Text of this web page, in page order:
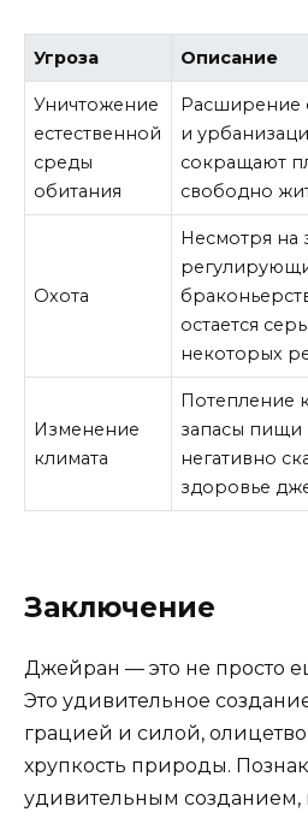
Угроза Описание
Уничтожение
естественной
среды
обитания
Расширение
и
сокращают
свободно
Охота
Несмотря на
остается
некоторых
Изменение
климата
Потепление
запасы пищи
негативно
здоровье
Заключение
Джейран — это не просто
Это удивительное
грацией и силой,
хрупкость природы.
удивительным